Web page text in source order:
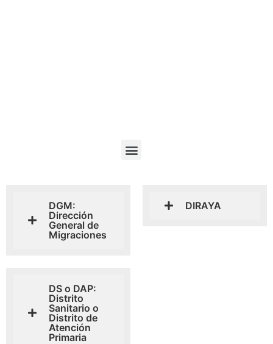
DGM:
Dirección
General de
Migraciones
DIRAYA
DS o DAP:
Distrito
Sanitario o
Distrito de
Atención
Primaria